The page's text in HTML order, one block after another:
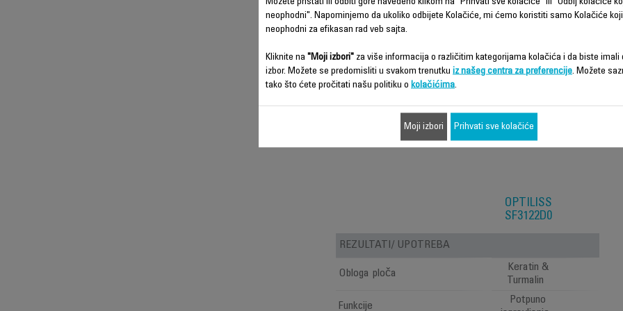
Funkcije – poređenje
OPTILISS
SF3122D0
REZULTATI/ UPOTREBA
Obloga ploča
Keratin &
Turmalin
Funkcije
Potpuno
neophodni". Napominjemo da ukoliko odbijete Kolačiće, mi ćemo koristiti samo Kolačiće
neophodni za efikasan rad veb sajta.
Kliknite na "Moji izbori" za više informacija o različitim kategorijama kolačića i da biste imali
izbor. Možete se predomisliti u svakom trenutku iz našeg centra za preferencije. Možete
tako što ćete pročitati našu politiku o kolačićima.
Moji izbori Prihvati sve kolačiće